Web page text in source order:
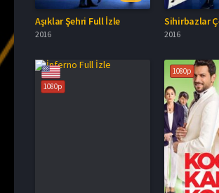
Aşıklar Şehri Full İzle
2016 2016
1080p
1080p